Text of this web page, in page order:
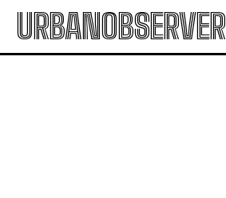
URBANOBSERVER